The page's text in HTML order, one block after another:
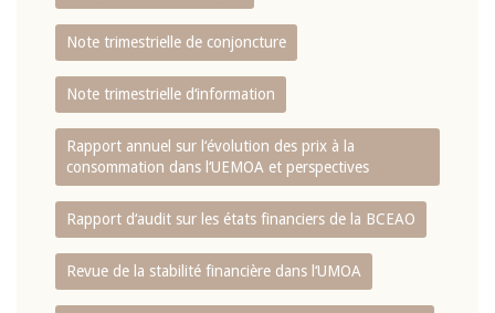
Note trimestrielle de conjoncture
Note trimestrielle d‘information
Rapport annuel sur l‘évolution des prix à la
consommation dans l‘UEMOA et perspectives
Rapport d‘audit sur les états financiers de la BCEAO
Revue de la stabilité financière dans l‘UMOA